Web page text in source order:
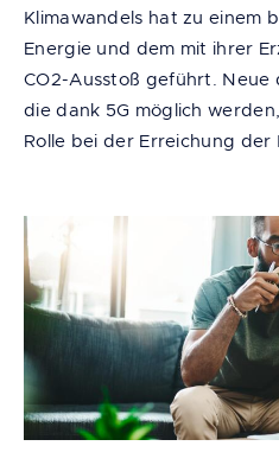
Klimawandels hat zu einem
Energie und dem mit ihrer
CO2-Ausstoß geführt.
die dank 5G möglich
Rolle bei der Erreichung der